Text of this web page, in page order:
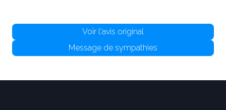
Voir l'avis original
Message de sympathies